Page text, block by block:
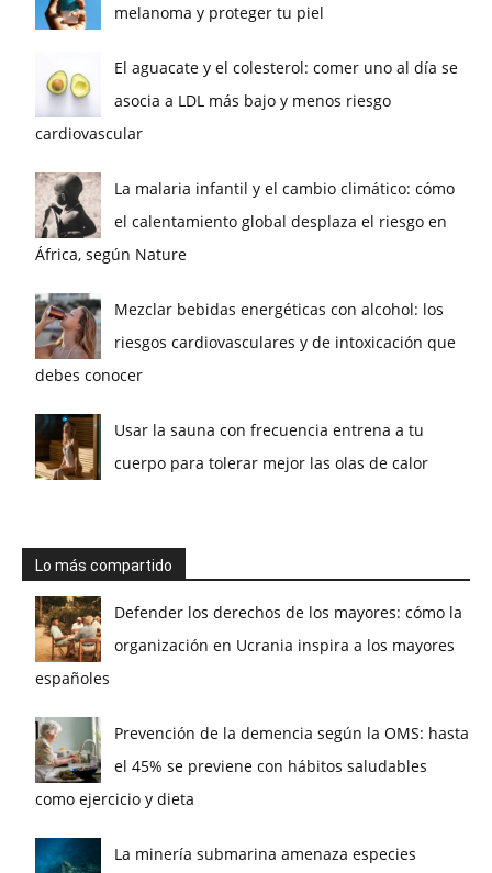
melanoma y proteger tu piel
El aguacate y el colesterol: comer uno al día se
asocia a LDL más bajo y menos riesgo
cardiovascular
La malaria infantil y el cambio climático: cómo
el calentamiento global desplaza el riesgo en
África, según Nature
Mezclar bebidas energéticas con alcohol: los
riesgos cardiovasculares y de intoxicación que
debes conocer
Usar la sauna con frecuencia entrena a tu
cuerpo para tolerar mejor las olas de calor
Lo más compartido
Defender los derechos de los mayores: cómo la
organización en Ucrania inspira a los mayores
españoles
Prevención de la demencia según la OMS: hasta
el 45% se previene con hábitos saludables
como ejercicio y dieta
La minería submarina amenaza especies